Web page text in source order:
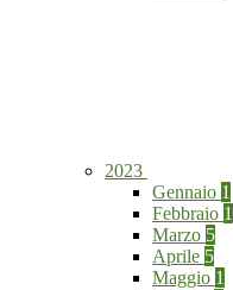
2023
Gennaio 1
Febbraio 1
Marzo 5
Aprile 5
Maggio 1